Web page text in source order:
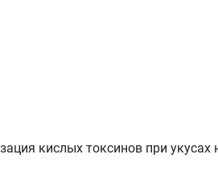
кислых токсинов при укусах